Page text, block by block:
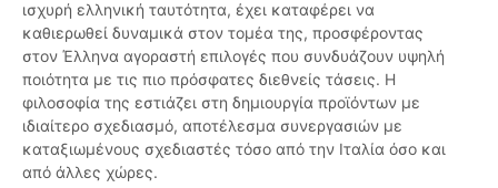
ισχυρή ελληνική ταυτότητα, έχει καταφέρει να
καθιερωθεί δυναμικά στον τομέα της, προσφέροντας
στον Έλληνα αγοραστή επιλογές που συνδυάζουν υψηλή
ποιότητα με τις πιο πρόσφατες διεθνείς τάσεις. Η
φιλοσοφία της εστιάζει στη δημιουργία προϊόντων με
ιδιαίτερο σχεδιασμό, αποτέλεσμα συνεργασιών με
καταξιωμένους σχεδιαστές τόσο από την Ιταλία όσο και
από άλλες χώρες.